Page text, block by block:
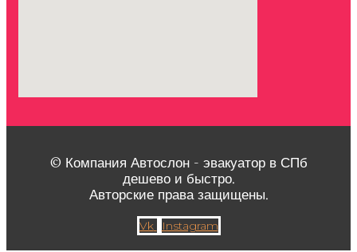
© Компания Автослон - эвакуатор в СПб
дешево и быстро.
Авторские права защищены.
Vk Instagram